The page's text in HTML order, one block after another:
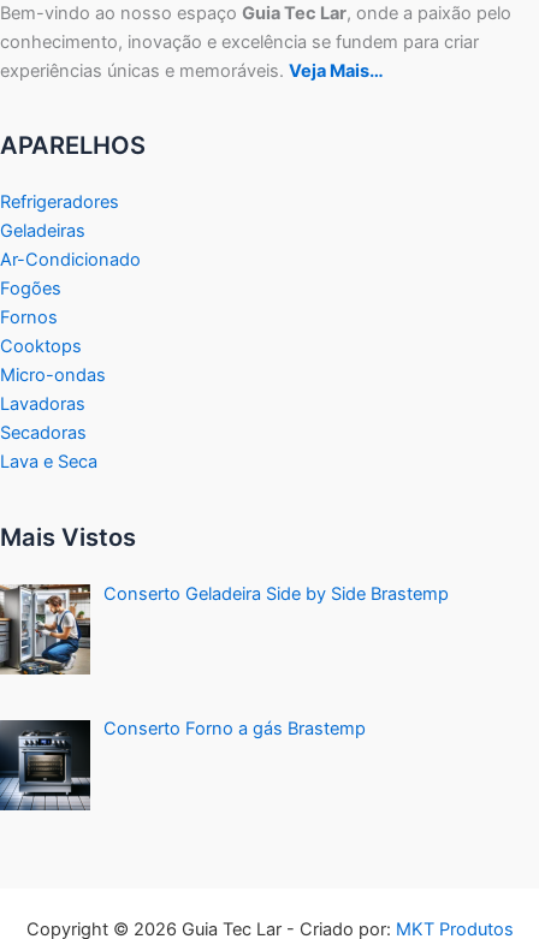
Bem-vindo ao nosso espaço Guia Tec Lar, onde a paixão pelo
conhecimento, inovação e excelência se fundem para criar
experiências únicas e memoráveis. Veja Mais…
APARELHOS
Refrigeradores
Geladeiras
Ar-Condicionado
Fogões
Fornos
Cooktops
Micro-ondas
Lavadoras
Secadoras
Lava e Seca
Mais Vistos
Conserto Geladeira Side by Side Brastemp
Conserto Forno a gás Brastemp
Copyright © 2026 Guia Tec Lar - Criado por: MKT Produtos